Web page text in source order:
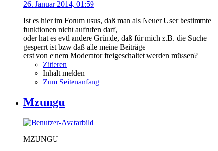
26. Januar 2014, 01:59
Ist es hier im Forum usus, daß man als Neuer User bestimmte
funktionen nicht aufrufen darf,
oder hat es evtl andere Gründe, daß für mich z.B. die Suche
gesperrt ist bzw daß alle meine Beiträge
erst von einem Moderator freigeschaltet werden müssen?
Zitieren
Inhalt melden
Zum Seitenanfang
Mzungu
MZUNGU